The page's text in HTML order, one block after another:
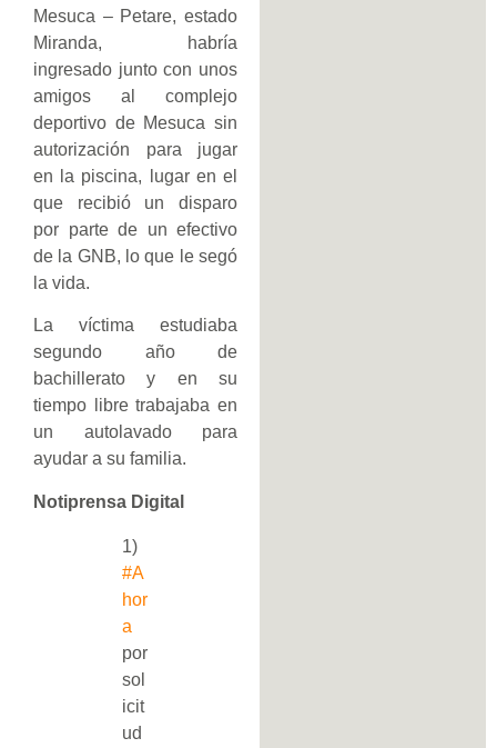
Mesuca – Petare, estado
Miranda, habría
ingresado junto con unos
amigos al complejo
deportivo de Mesuca sin
autorización para jugar
en la piscina, lugar en el
que recibió un disparo
por parte de un efectivo
de la GNB, lo que le segó
la vida.
La víctima estudiaba
segundo año de
bachillerato y en su
tiempo libre trabajaba en
un autolavado para
ayudar a su familia.
Notiprensa Digital
1)
#A
hor
a
por
sol
icit
ud